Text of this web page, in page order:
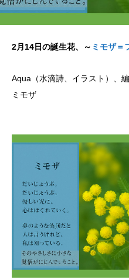
2月14日の誕生花、～ ミモザ＝
Aqua（水滴詩、イラスト）、
ミモザ